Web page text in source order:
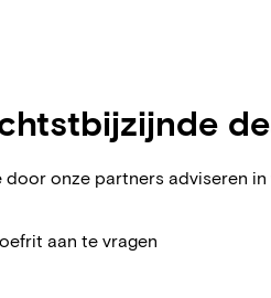
onze partners adviseren
aan te vragen